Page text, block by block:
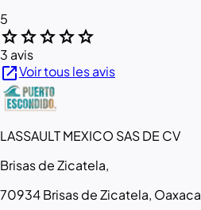
5
starstarstarstarstar
3 avis
open_in_newVoir tous les avis
LASSAULT MEXICO SAS DE CV
Brisas de Zicatela,
70934 Brisas de Zicatela, Oaxaca